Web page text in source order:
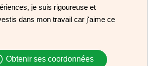
je suis rigoureuse et
dans mon travail car j'aime ce
Obtenir ses coordonnées